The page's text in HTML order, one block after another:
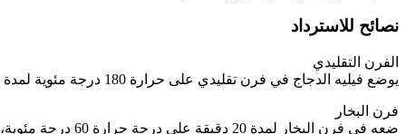
نصائح للاسترداد
الفرن التقليدي
يوضع فيليه الدجاج في فرن تقليدي على حرارة 180 درجة مئوية لمدة 12 دقيقة من التجميد أو 6 دقائق من الذوبان.
فرن البخار
ضعه في فرن البخار لمدة 20 دقيقة على درجة حرارة 60 درجة مئوية، ثم احرق جانب الجلد لأسفل لمدة دقيقة واحدة.